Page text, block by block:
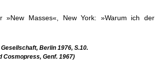
Masses«, New York: »Warum ich der
Berlin 1976, S.10.
Cosmopress, Genf. 1967)